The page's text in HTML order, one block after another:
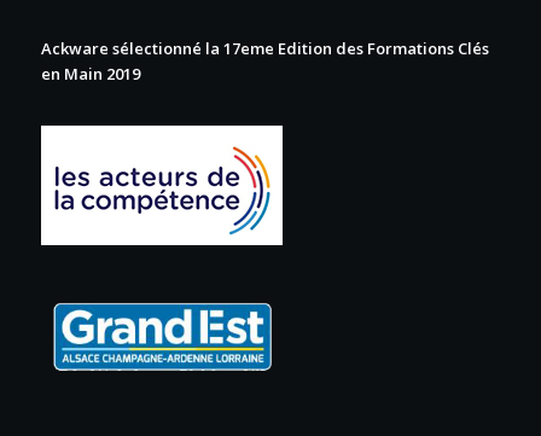
Ackware sélectionné la 17eme Edition des Formations Clés
en Main 2019